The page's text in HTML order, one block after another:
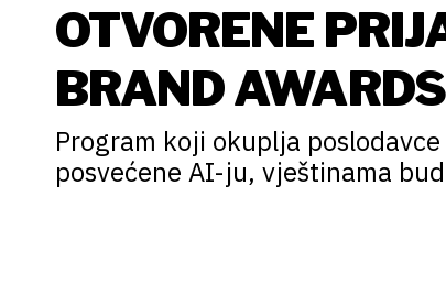
OTVORENE
BRAND
Program koji okuplja
posvećene AI-ju, vještinama